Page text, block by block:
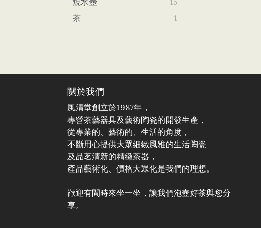
茶
1
關於我們
風清堂創立於1987年，
專營茶藝器具及藝術陶瓷的開發生產，
從專業的、藝術的、生活的角度，
不斷用心提供大眾細緻風雅的生活陶瓷
及品茗清新的精緻茶器，
產品藝術化、價格大眾化是我們的理想。
歡迎有閒時來坐一坐，讓我們泡壺好茶與您分
享。